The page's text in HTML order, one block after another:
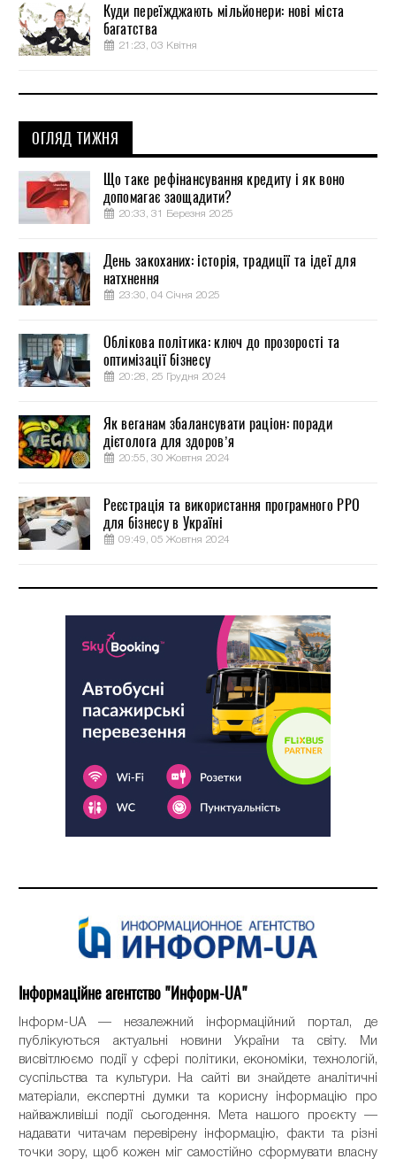
Куди переїжджають мільйонери: нові міста
багатства
21:23, 03 Квітня
ОГЛЯД ТИЖНЯ
Що таке рефінансування кредиту і як воно
допомагає заощадити?
20:33, 31 Березня 2025
День закоханих: історія, традиції та ідеї для
натхнення
23:30, 04 Січня 2025
Облікова політика: ключ до прозорості та
оптимізації бізнесу
20:28, 25 Грудня 2024
Як веганам збалансувати раціон: поради
дієтолога для здоров’я
20:55, 30 Жовтня 2024
Реєстрація та використання програмного РРО
для бізнесу в Україні
09:49, 05 Жовтня 2024
Інформаційне агентство "Информ-UA"
Інформ-UA — незалежний інформаційний портал, де
публікуються актуальні новини України та світу. Ми
висвітлюємо події у сфері політики, економіки, технологій,
суспільства та культури. На сайті ви знайдете аналітичні
матеріали, експертні думки та корисну інформацію про
найважливіші події сьогодення. Мета нашого проєкту —
надавати читачам перевірену інформацію, факти та різні
точки зору, щоб кожен міг самостійно сформувати власну